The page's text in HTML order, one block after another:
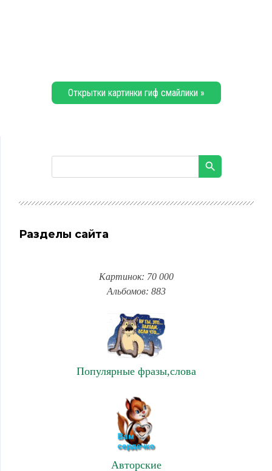
Открытки картинки гиф смайлики »
Разделы сайта
Картинок: 70 000
Альбомов: 883
Популярные фразы,слова
Авторские